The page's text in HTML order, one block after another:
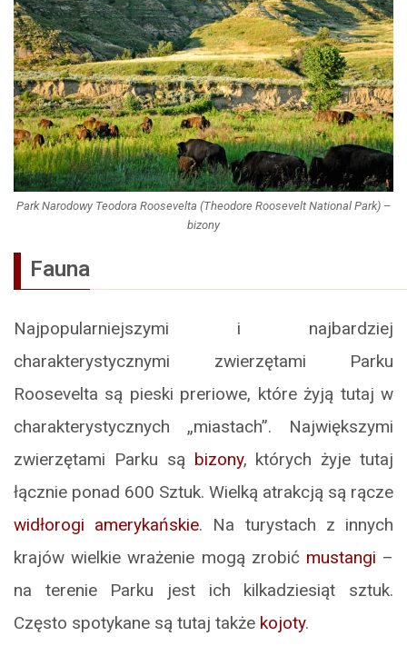
Park Narodowy Teodora Roosevelta (Theodore Roosevelt National Park) –
bizony
Fauna
Najpopularniejszymi i najbardziej
charakterystycznymi zwierzętami Parku
Roosevelta są pieski preriowe, które żyją tutaj w
charakterystycznych „miastach”. Największymi
zwierzętami Parku są bizony, których żyje tutaj
łącznie ponad 600 Sztuk. Wielką atrakcją są rącze
widłorogi amerykańskie. Na turystach z innych
krajów wielkie wrażenie mogą zrobić mustangi –
na terenie Parku jest ich kilkadziesiąt sztuk.
Często spotykane są tutaj także kojoty.